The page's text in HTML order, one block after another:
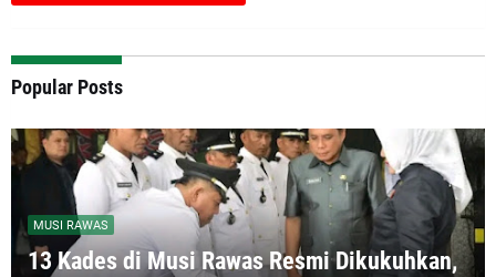
Popular Posts
MUSI RAWAS
13 Kades di Musi Rawas Resmi Dikukuhkan,